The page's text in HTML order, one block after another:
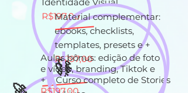
R$197,00
​🚀
Curso completo de Stories
​🚀
​Material complementar:
ebooks, checklists,
templates, presets e +
R$197,00
Aulas bônus: edição de foto
e vídeo, branding,Tiktok e
+